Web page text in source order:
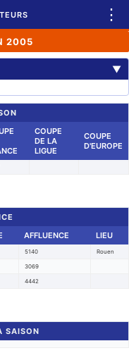
⋮
2005
▼
COUPE
DE LA
LIGUE
COUPE
D'EUROPE
AFFLUENCE LIEU
5140 Rouen
3069
4442
SAISON